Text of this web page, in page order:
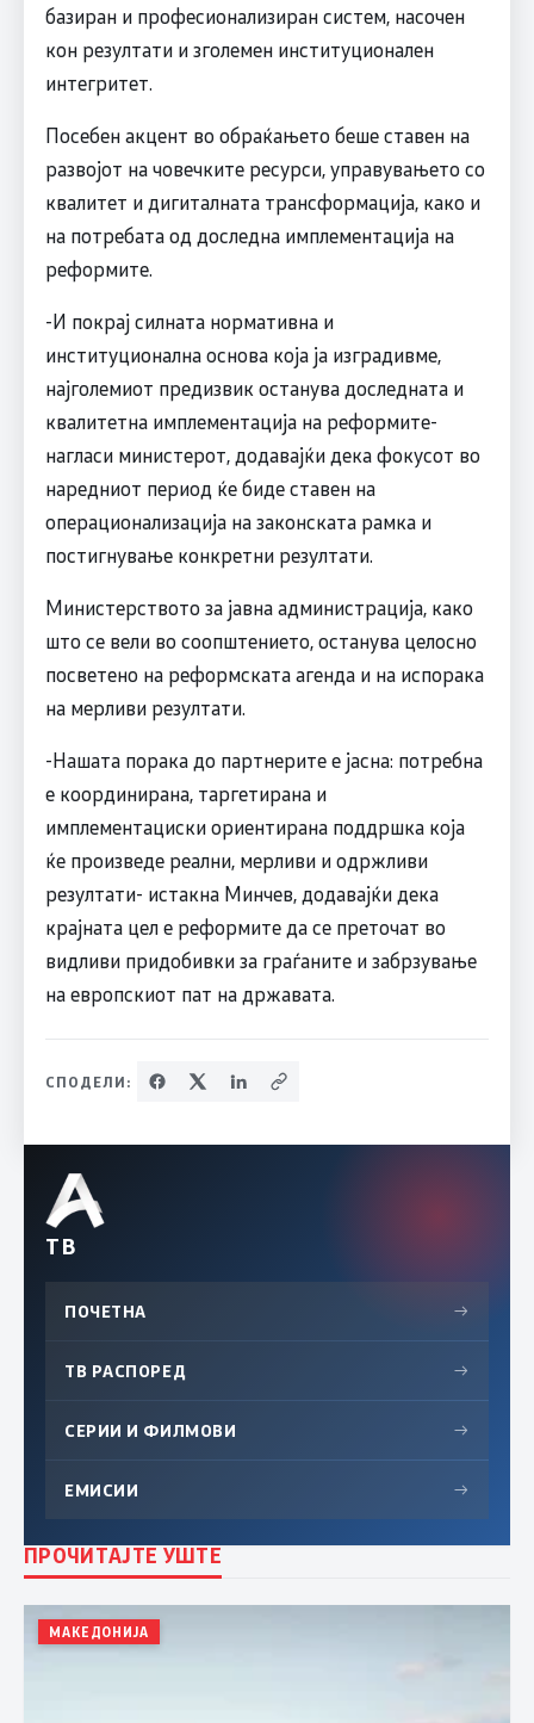
базиран и професионализиран систем, насочен
кон резултати и зголемен институционален
интегритет.
Посебен акцент во обраќањето беше ставен на
развојот на човечките ресурси, управувањето со
квалитет и дигиталната трансформација, како и
на потребата од доследна имплементација на
реформите.
-И покрај силната нормативна и
институционална основа која ја изградивме,
најголемиот предизвик останува доследната и
квалитетна имплементација на реформите-
нагласи министерот, додавајќи дека фокусот во
наредниот период ќе биде ставен на
операционализација на законската рамка и
постигнување конкретни резултати.
Министерството за јавна администрација, како
што се вели во соопштението, останува целосно
посветено на реформската агенда и на испорака
на мерливи резултати.
-Нашата порака до партнерите е јасна: потребна
е координирана, таргетирана и
имплементациски ориентирана поддршка која
ќе произведе реални, мерливи и одржливи
резултати- истакна Минчев, додавајќи дека
крајната цел е реформите да се преточат во
видливи придобивки за граѓаните и забрзување
на европскиот пат на државата.
СПОДЕЛИ:
ТВ
ПОЧЕТНА →
ТВ РАСПОРЕД →
СЕРИИ И ФИЛМОВИ →
ЕМИСИИ →
ПРОЧИТАЈТЕ УШТЕ
МАКЕДОНИЈА